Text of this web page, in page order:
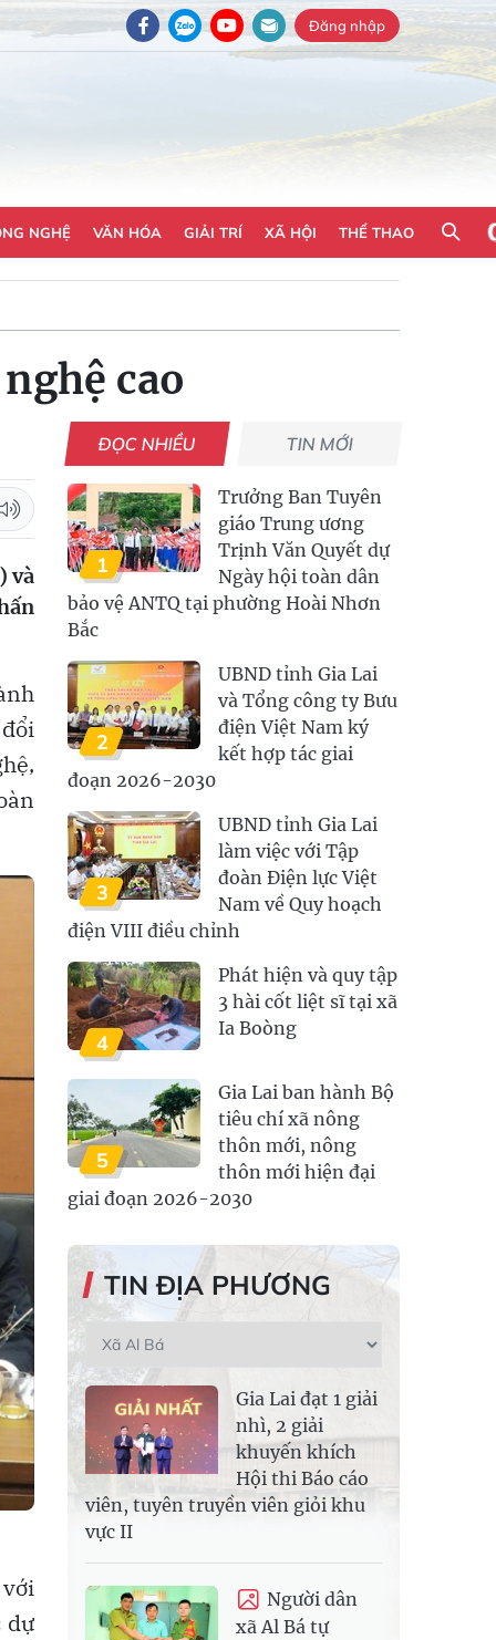
Đăng nhập
NGHỆ VĂN HÓA GIẢI TRÍ XÃ HỘI THỂ THAO
cao
và
dự
ĐỌC NHIỀU TIN MỚI
1
Trưởng Ban Tuyên
giáo Trung ương
Trịnh Văn Quyết dự
Ngày hội toàn dân
bảo vệ ANTQ tại phường Hoài Nhơn
Bắc
2
UBND tỉnh Gia Lai
và Tổng công ty Bưu
điện Việt Nam ký
kết hợp tác giai
đoạn 2026-2030
3
UBND tỉnh Gia Lai
làm việc với Tập
đoàn Điện lực Việt
Nam về Quy hoạch
điện VIII điều chỉnh
4
Phát hiện và quy tập
3 hài cốt liệt sĩ tại xã
Ia Boòng
5
Gia Lai ban hành Bộ
tiêu chí xã nông
thôn mới, nông
thôn mới hiện đại
giai đoạn 2026-2030
TIN ĐỊA PHƯƠNG
Gia Lai đạt 1 giải
nhì, 2 giải
khuyến khích
Hội thi Báo cáo
viên, tuyên truyền viên giỏi khu
vực II
Người dân
xã Al Bá tự